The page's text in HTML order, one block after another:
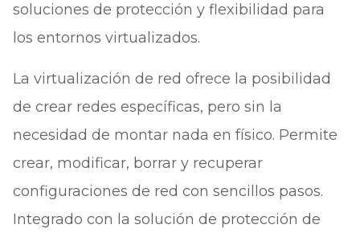
soluciones de protección y flexibilidad para
los entornos virtualizados.
La virtualización de red ofrece la posibilidad
de crear redes específicas, pero sin la
necesidad de montar nada en físico. Permite
crear, modificar, borrar y recuperar
configuraciones de red con sencillos pasos.
Integrado con la solución de protección de